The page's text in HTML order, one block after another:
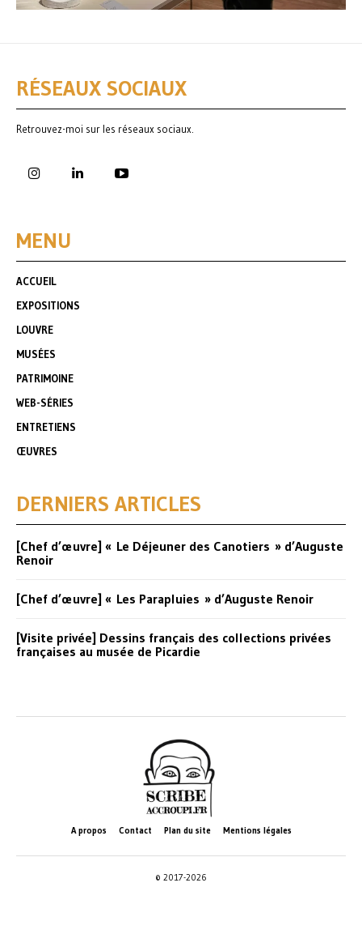
RÉSEAUX SOCIAUX
Retrouvez-moi sur les réseaux sociaux.
MENU
ACCUEIL
EXPOSITIONS
LOUVRE
MUSÉES
PATRIMOINE
WEB-SÉRIES
ENTRETIENS
ŒUVRES
DERNIERS ARTICLES
[Chef d’œuvre] « Le Déjeuner des Canotiers » d’Auguste
Renoir
[Chef d’œuvre] « Les Parapluies » d’Auguste Renoir
[Visite privée] Dessins français des collections privées
françaises au musée de Picardie
A propos Contact Plan du site Mentions légales
© 2017-2026